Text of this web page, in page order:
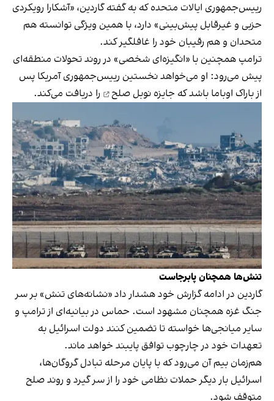
رییس‌جمهوری ایالات متحده که به گفته گاردین، «آشکارا رویکردی
حزبی و غیرقابل پیش‌بینی» دارد، با همین ویژگی توانسته هم
متحدان و هم رقیبان خود را غافلگیر کند.
ترامپ همچنین با «انگیزه‌ای شخصی» در روند تحولات منطقه‌ای
پیش می‌رود: او می‌خواهد نخستین رییس‌جمهوری آمریکا پس
از باراک اوباما باشد که جایزه نوبل صلح را دریافت می‌کند.
تنش‌ها همچنان پابرجاست
گاردین در ادامه گزارش خود هشدار داد «نشانه‌های تنش» بر سر
جنگ غزه همچنان مشهود است. حماس در بیانیه‌ای از ترامپ و
سایر میانجی‌‌ها خواسته تا تضمین کنند دولت اسرائیل به
تعهدات خود در چارچوب توافق پایبند خواهد ماند.
هم‌زمان بیم آن می‌رود که با پایان مرحله تبادل گروگان‌ها،
اسرائیل بار دیگر حملات نظامی خود را از سر گیرد و روند صلح
متوقف شود.